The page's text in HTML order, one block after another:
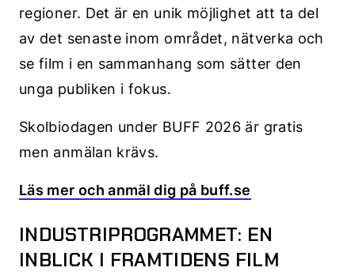
regioner. Det är en unik möjlighet att ta del
av det senaste inom området, nätverka och
se film i en sammanhang som sätter den
unga publiken i fokus.
Skolbiodagen under BUFF 2026 är gratis
men anmälan krävs.
Läs mer och anmäl dig på buff.se
INDUSTRIPROGRAMMET: EN
INBLICK I FRAMTIDENS FILM